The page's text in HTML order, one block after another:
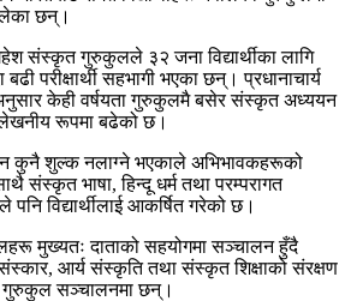
छन्।
संस्कृत गुरुकुलले ३२ जना विद्यार्थीका लागि
परीक्षार्थी सहभागी भएका छन्। प्रधानाचार्य
केही वर्षयता गुरुकुलमै बसेर संस्कृत अध्ययन
रूपमा बढेको छ।
कुनै शुल्क नलाग्ने भएकाले अभिभावकहरूको
संस्कृत भाषा, हिन्दू धर्म तथा परम्परागत
विद्यार्थीलाई आकर्षित गरेको छ।
मुख्यतः दाताको सहयोगमा सञ्चालन हुँदै
आर्य संस्कृति तथा संस्कृत शिक्षाको संरक्षण
गुरुकुल सञ्चालनमा छन्।